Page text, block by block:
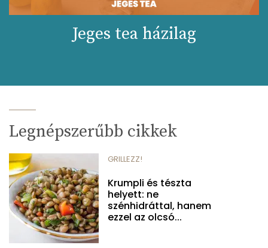
Jeges tea házilag
Legnépszerűbb cikkek
GRILLEZZ!
Krumpli és tészta
helyett: ne
szénhidráttal, hanem
ezzel az olcsó...